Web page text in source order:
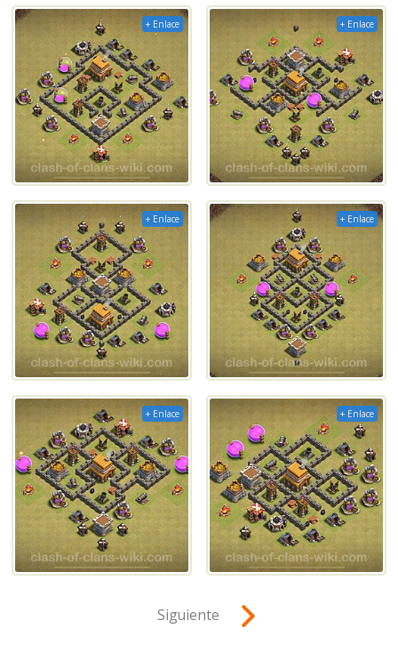
+ Enlace + Enlace
+ Enlace + Enlace
+ Enlace + Enlace
Siguiente